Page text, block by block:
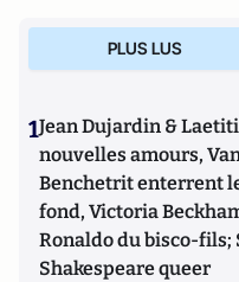
PLUS LUS
1Jean Dujardin &
nouvelles amours,
Benchetrit enterrent
fond, Victoria
Ronaldo du bisco-fils;
Shakespeare queer